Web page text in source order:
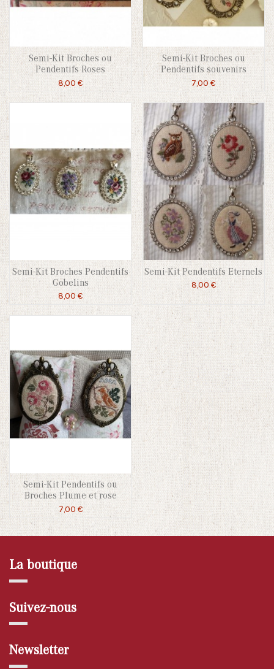
Semi-Kit Broches ou
Pendentifs Roses
8,00 €
Semi-Kit Broches ou
Pendentifs souvenirs
7,00 €
Semi-Kit Broches Pendentifs
Gobelins
8,00 €
Semi-Kit Pendentifs Eternels
8,00 €
Semi-Kit Pendentifs ou
Broches Plume et rose
7,00 €
La boutique
Suivez-nous
Newsletter